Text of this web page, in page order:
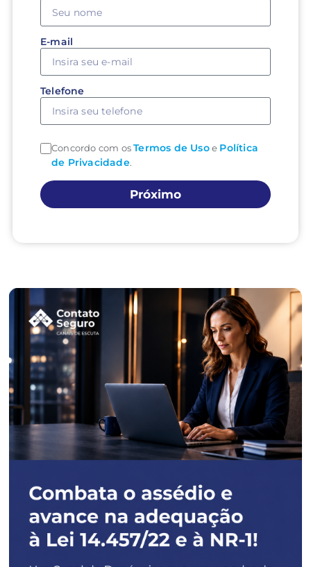
E-mail
Telefone
Concordo com osTermos de Usoe Política
de Privacidade.
Próximo